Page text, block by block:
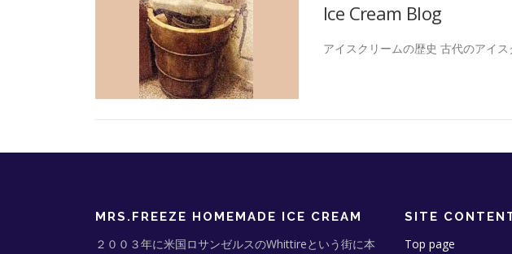
Ice Cream Blog
アイスクリームの歴史 古代のアイ
MRS.FREEZE HOMEMADE ICE CREAM
２００３年に米国ロサンゼルスのWhittireという街に本
SITE
Top page